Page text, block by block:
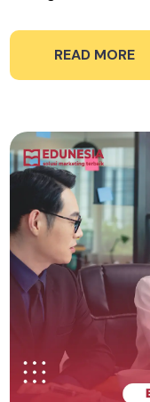
READ MORE